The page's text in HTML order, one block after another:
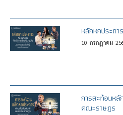
หลักหกประกา
10 กรกฎาคม
การสะท้อนห
คณะราษฎร